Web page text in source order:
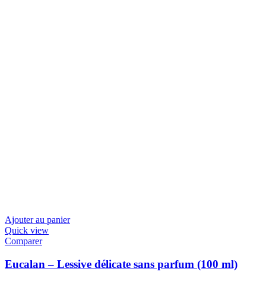
Ajouter au panier
Quick view
Comparer
Eucalan – Lessive délicate sans parfum (100 ml)